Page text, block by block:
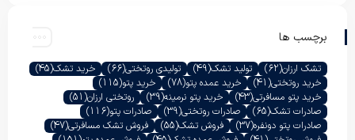
برچسب ها
تشک ارزان(62) تولید تشک(49) تولیدی روتختی(66) خرید تشک(45)
خرید روتختی(41) خرید عمده پتو(78) خرید پتو(115)
خرید پتو مسافرتی(43) خرید پتو نرمینه(39) روتختی ارزان(51)
صادرات تشک(65) صادرات روتختی(39) صادرات پتو(116)
صادرات پتو دونفره(37) فروش تشک(55) فروش تشک مسافرتی(47)